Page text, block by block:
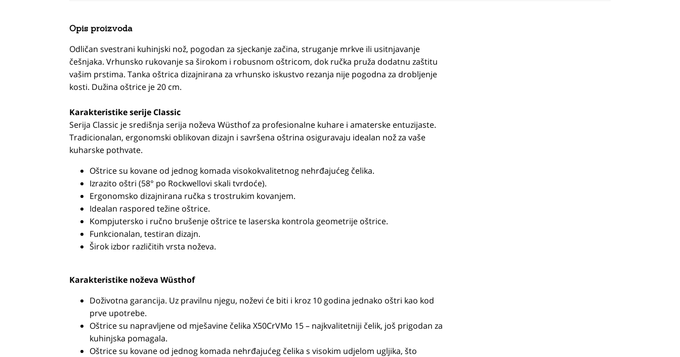
Opis proizvoda
Odličan svestrani kuhinjski nož, pogodan za sjeckanje začina, struganje mrkve ili usitnjavanje
češnjaka. Vrhunsko rukovanje sa širokom i robusnom oštricom, dok ručka pruža dodatnu zaštitu
vašim prstima. Tanka oštrica dizajnirana za vrhunsko iskustvo rezanja nije pogodna za drobljenje
kosti. Dužina oštrice je 20 cm.
Karakteristike serije Classic
Serija Classic je središnja serija noževa Wüsthof za profesionalne kuhare i amaterske entuzijaste.
Tradicionalan, ergonomski oblikovan dizajn i savršena oštrina osiguravaju idealan nož za vaše
kuharske pothvate.
Oštrice su kovane od jednog komada visokokvalitetnog nehrđajućeg čelika.
Izrazito oštri (58° po Rockwellovi skali tvrdoće).
Ergonomsko dizajnirana ručka s trostrukim kovanjem.
Idealan raspored težine oštrice.
Kompjutersko i ručno brušenje oštrice te laserska kontrola geometrije oštrice.
Funkcionalan, testiran dizajn.
Širok izbor različitih vrsta noževa.
Karakteristike noževa Wüsthof
Doživotna garancija. Uz pravilnu njegu, noževi će biti i kroz 10 godina jednako oštri kao kod
prve upotrebe.
Oštrice su napravljene od mješavine čelika X50CrVMo 15 – najkvalitetniji čelik, još prigodan za
kuhinjska pomagala.
Oštrice su kovane od jednog komada nehrđajućeg čelika s visokim udjelom ugljika, što